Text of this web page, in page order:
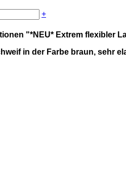
+
"*NEU* Extrem flexibler
in der Farbe braun, sehr